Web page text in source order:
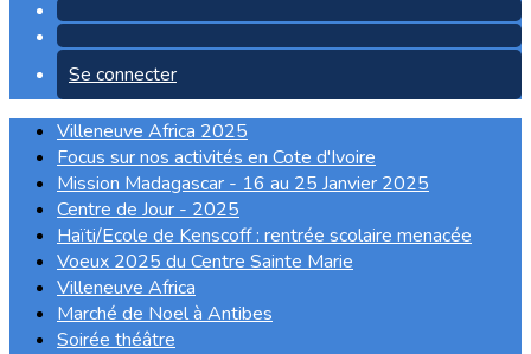
Se connecter
Villeneuve Africa 2025
Focus sur nos activités en Cote d'Ivoire
Mission Madagascar - 16 au 25 Janvier 2025
Centre de Jour - 2025
Haïti/Ecole de Kenscoff : rentrée scolaire menacée
Voeux 2025 du Centre Sainte Marie
Villeneuve Africa
Marché de Noel à Antibes
Soirée théâtre